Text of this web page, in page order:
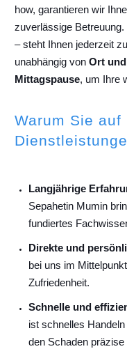
how, garantieren wir
zuverlässige Betreuung.
– steht Ihnen jederzeit
unabhängig von Ort
Mittagspause, um Ihre
Warum Sie auf
Langjährige
Sepahetin Mumin
fundiertes
Direkte und
bei uns im
Zufriedenheit.
Schnelle und
ist schnelles
den Schaden